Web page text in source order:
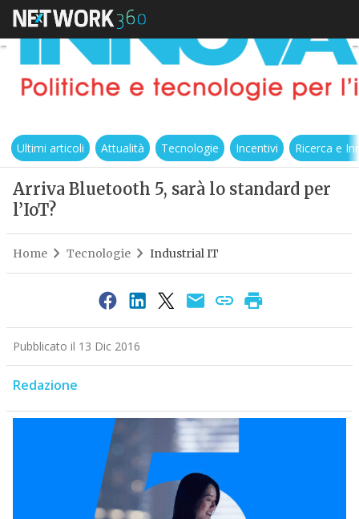
Ultimi articoli Attualità Tecnologie Incentivi Ricerca e
Arriva Bluetooth 5, sarà lo standard per
l’IoT?
Home Tecnologie Industrial IT
Pubblicato il 13 Dic 2016
Redazione